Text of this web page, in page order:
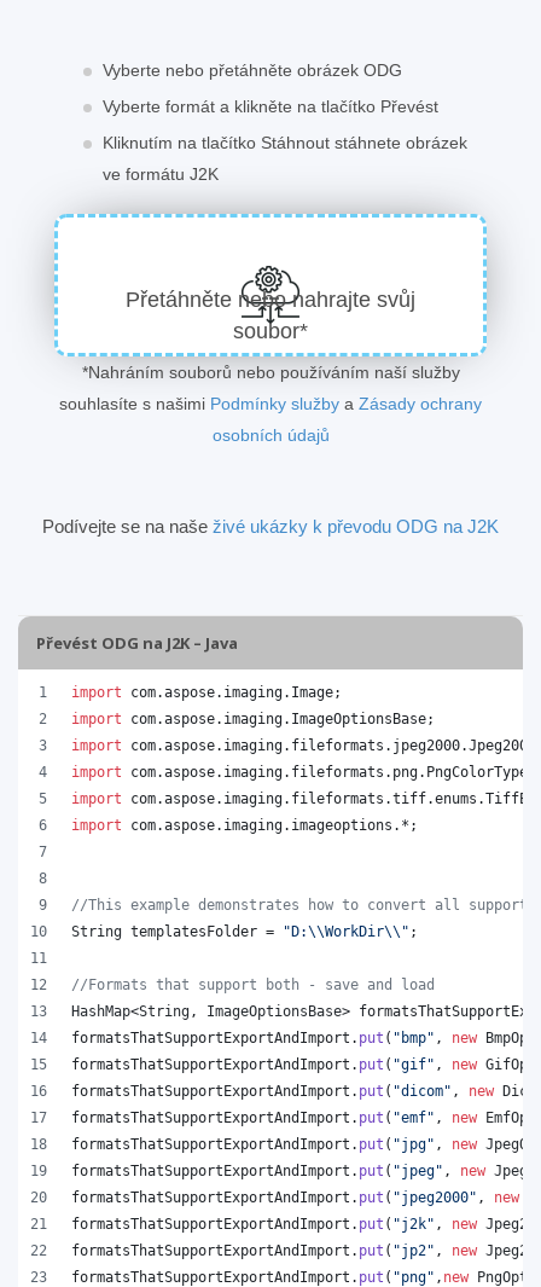
Vyberte nebo přetáhněte obrázek ODG
Vyberte formát a klikněte na tlačítko Převést
Kliknutím na tlačítko Stáhnout stáhnete obrázek
ve formátu J2K
Přetáhněte nebo nahrajte svůj
soubor*
*Nahráním souborů nebo používáním naší služby
souhlasíte s našimi Podmínky služby a Zásady ochrany
osobních údajů
Podívejte se na naše živé ukázky k převodu ODG na J2K
Převést ODG na J2K – Java
import com.aspose. imaging. Image;
import
com.aspose. imaging. ImageOptionsBase;
import
com.aspose. imaging. fileformats . jpeg2000.
import
com.aspose. imaging. fileformats . png. PngColorType
import
com.aspose. imaging. fileformats .tiff.enums .
import
com.aspose. imaging. imageoptions .*;
//This example demonstrates how to convert all
String templatesFolder = "D:\\WorkDir\\ " ;
//Formats that support both - save and load
HashMap<String , ImageOptionsBase>
formatsThatSupportExportAndImport . put ( "bmp" , new
formatsThatSupportExportAndImport . put ( "gif" , new
formatsThatSupportExportAndImport . put ( "dicom" , new
formatsThatSupportExportAndImport . put ( "emf" , new
formatsThatSupportExportAndImport . put ( "jpg" , new
formatsThatSupportExportAndImport . put ( "jpeg" , new
formatsThatSupportExportAndImport . put ( "jpeg2000" , new
formatsThatSupportExportAndImport . put ( "j2k" , new
formatsThatSupportExportAndImport . put ( "jp2" , new
formatsThatSupportExportAndImport . put ( "png" , new